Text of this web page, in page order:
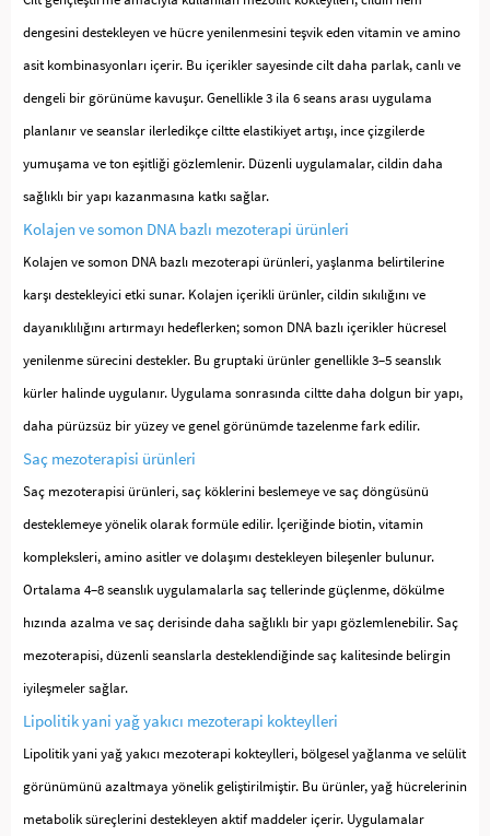
dengesini destekleyen ve hücre yenilenmesini teşvik eden vitamin ve amino
asit kombinasyonları içerir. Bu içerikler sayesinde cilt daha parlak, canlı ve
dengeli bir görünüme kavuşur. Genellikle 3 ila 6 seans arası uygulama
planlanır ve seanslar ilerledikçe ciltte elastikiyet artışı, ince çizgilerde
yumuşama ve ton eşitliği gözlemlenir. Düzenli uygulamalar, cildin daha
sağlıklı bir yapı kazanmasına katkı sağlar.
Kolajen ve somon DNA bazlı mezoterapi ürünleri
Kolajen ve somon DNA bazlı mezoterapi ürünleri, yaşlanma belirtilerine
karşı destekleyici etki sunar. Kolajen içerikli ürünler, cildin sıkılığını ve
dayanıklılığını artırmayı hedeflerken; somon DNA bazlı içerikler hücresel
yenilenme sürecini destekler. Bu gruptaki ürünler genellikle 3–5 seanslık
kürler halinde uygulanır. Uygulama sonrasında ciltte daha dolgun bir yapı,
daha pürüzsüz bir yüzey ve genel görünümde tazelenme fark edilir.
Saç mezoterapisi ürünleri
Saç mezoterapisi ürünleri, saç köklerini beslemeye ve saç döngüsünü
desteklemeye yönelik olarak formüle edilir. İçeriğinde biotin, vitamin
kompleksleri, amino asitler ve dolaşımı destekleyen bileşenler bulunur.
Ortalama 4–8 seanslık uygulamalarla saç tellerinde güçlenme, dökülme
hızında azalma ve saç derisinde daha sağlıklı bir yapı gözlemlenebilir. Saç
mezoterapisi, düzenli seanslarla desteklendiğinde saç kalitesinde belirgin
iyileşmeler sağlar.
Lipolitik yani yağ yakıcı mezoterapi kokteylleri
Lipolitik yani yağ yakıcı mezoterapi kokteylleri, bölgesel yağlanma ve selülit
görünümünü azaltmaya yönelik geliştirilmiştir. Bu ürünler, yağ hücrelerinin
metabolik süreçlerini destekleyen aktif maddeler içerir. Uygulamalar